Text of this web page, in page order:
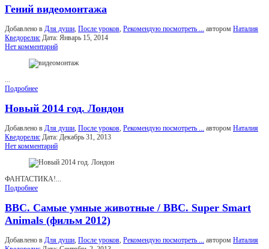
Гений видеомонтажа
Добавлено в Для души, После уроков, Рекомендую посмотреть ... автором Наталия
Кведорелис Дата: Январь 15, 2014
Нет комментарий
...
Подробнее
Новый 2014 год. Лондон
Добавлено в Для души, После уроков, Рекомендую посмотреть ... автором Наталия
Кведорелис Дата: Декабрь 31, 2013
Нет комментарий
ФАНТАСТИКА!...
Подробнее
BBC. Самые умные животные / BBC. Super Smart
Animals (фильм 2012)
Добавлено в Для души, После уроков, Рекомендую посмотреть ... автором Наталия